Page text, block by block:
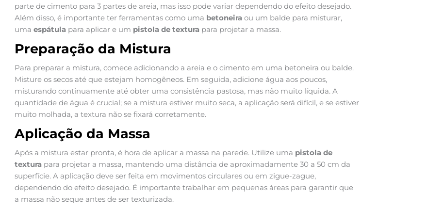
parte de cimento para 3 partes de areia, mas isso pode variar dependendo do efeito desejado.
Além disso, é importante ter ferramentas como uma betoneira ou um balde para misturar,
uma espátula para aplicar e um pistola de textura para projetar a massa.
Preparação da Mistura
Para preparar a mistura, comece adicionando a areia e o cimento em uma betoneira ou balde.
Misture os secos até que estejam homogêneos. Em seguida, adicione água aos poucos,
misturando continuamente até obter uma consistência pastosa, mas não muito líquida. A
quantidade de água é crucial; se a mistura estiver muito seca, a aplicação será difícil, e se estiver
muito molhada, a textura não se fixará corretamente.
Aplicação da Massa
Após a mistura estar pronta, é hora de aplicar a massa na parede. Utilize uma pistola de
textura para projetar a massa, mantendo uma distância de aproximadamente 30 a 50 cm da
superfície. A aplicação deve ser feita em movimentos circulares ou em zigue-zague,
dependendo do efeito desejado. É importante trabalhar em pequenas áreas para garantir que
a massa não seque antes de ser texturizada.